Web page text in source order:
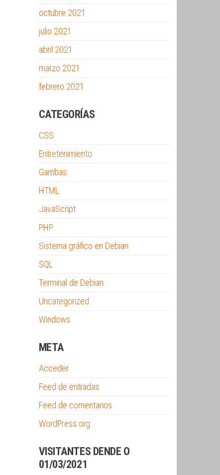
octubre 2021
julio 2021
abril 2021
marzo 2021
febrero 2021
CATEGORÍAS
CSS
Entretenimiento
Gambas
HTML
JavaScript
PHP
Sistema gráfico en Debian
SQL
Terminal de Debian
Uncategorized
Windows
META
Acceder
Feed de entradas
Feed de comentarios
WordPress.org
VISITANTES DENDE O
01/03/2021